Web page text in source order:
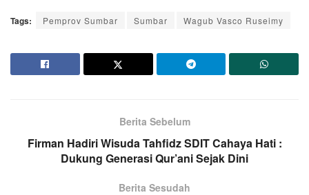
Tags: Pemprov Sumbar Sumbar Wagub Vasco Ruseimy
Berita Sebelum
Firman Hadiri Wisuda Tahfidz SDIT Cahaya Hati :
Dukung Generasi Qur’ani Sejak Dini
Berita Sesudah